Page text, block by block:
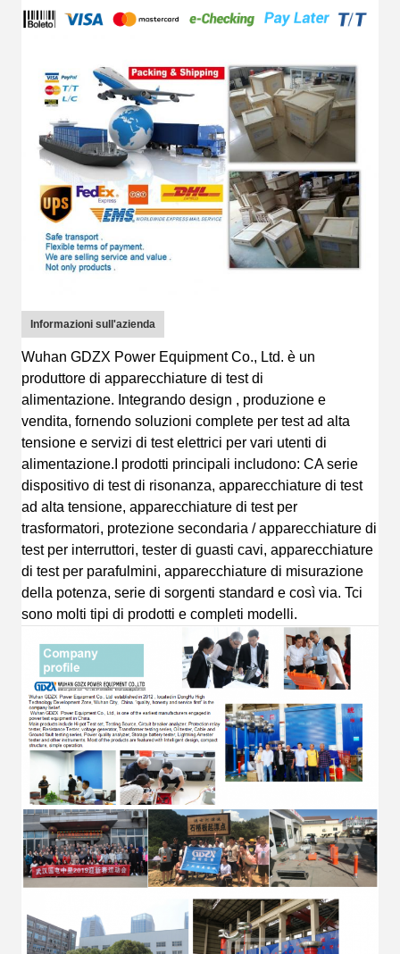
Informazioni sull'azienda
Wuhan GDZX Power Equipment Co., Ltd. è un
produttore di apparecchiature di test di
alimentazione. ntegrando design , produzione e
vendita, fornendo soluzioni complete per test ad alta
tensione e servizi di test elettrici per vari utenti di
alimentazione. I prodotti principali includono: CA serie
dispositivo di test di risonanza, apparecchiature di test
ad alta tensione, apparecchiature di test per
trasformatori, protezione secondaria / apparecchiature di
test per interruttori, tester di guasti cavi, apparecchiature
di test per parafulmini, apparecchiature di misurazione
della potenza, serie di sorgenti standard e così via. Tci
sono molti tipi di prodotti e completi modelli.